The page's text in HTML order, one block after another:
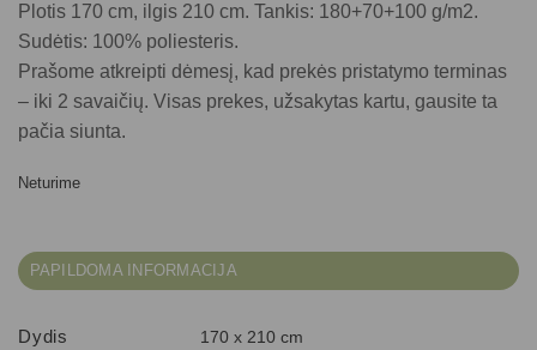
Plotis 170 cm, ilgis 210 cm. Tankis: 180+70+100 g/m2.
Sudėtis: 100% poliesteris.
Prašome atkreipti dėmesį, kad prekės pristatymo terminas
– iki 2 savaičių. Visas prekes, užsakytas kartu, gausite ta
pačia siunta.
Neturime
PAPILDOMA INFORMACIJA
Dydis 170 x 210 cm